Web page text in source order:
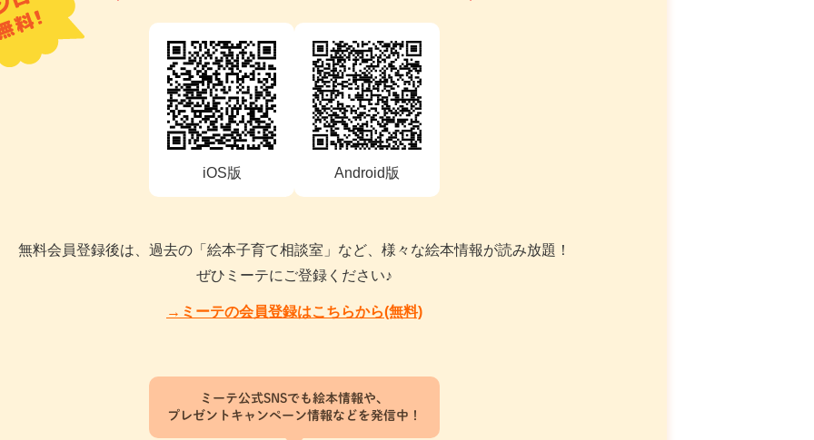
iOS版 Android版
無料会員登録後は、過去の「絵本子育て相談室」など、様々な絵本情報が読み放題！
ぜひミーテにご登録ください♪
→ミーテの会員登録はこちらから(無料)
ミーテ公式SNSでも絵本情報や、
プレゼントキャンペーン情報などを発信中！